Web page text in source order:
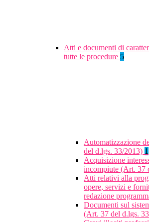
Atti e documenti di
tutte le procedure 5
Automatizzazione
del d.lgs. 33/2013) 1
Acquisizione
incompiute (Art. 37
Atti relativi alla
opere, servizi e
redazione
Documenti sul
(Art. 37 del d.lgs.